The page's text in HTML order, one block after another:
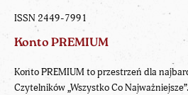
ISSN 2449-7991
Konto PREMIUM
Konto PREMIUM to przestrzeń dla
Czytelników „Wszystko Co